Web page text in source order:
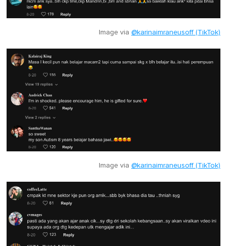
Image via @karinaimraneusoff (TikTok)
Image via @karinaimraneusoff (TikTok)